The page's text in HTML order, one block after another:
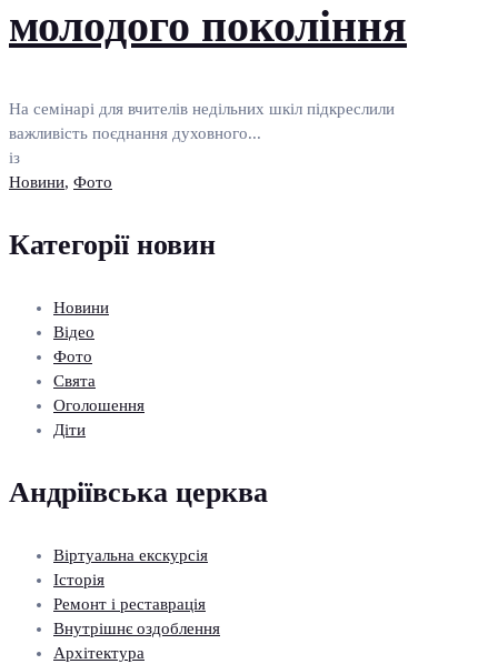
молодого покоління
На семінарі для вчителів недільних шкіл підкреслили
важливість поєднання духовного...
із
Новини, Фото
Категорії новин
Новини
Відео
Фото
Свята
Оголошення
Діти
Андріївська церква
Віртуальна екскурсія
Історія
Ремонт і реставрація
Внутрішнє оздоблення
Архітектура